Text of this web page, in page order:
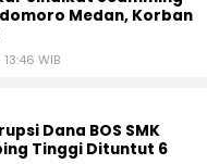
Medan, Korban
WIB
Dana BOS SMK
Tinggi Dituntut 6